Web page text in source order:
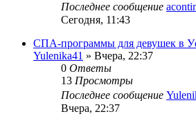
Последнее сообщение
Сегодня, 11:43
СПА-программы для девушек в
Yulenika41 » Вчера, 22:37
0 Ответы
13 Просмотры
Последнее сообщение
Вчера, 22:37